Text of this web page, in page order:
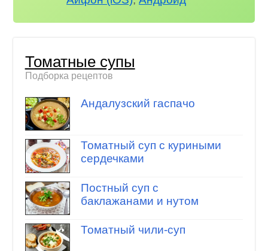
Томатные супы
Подборка рецептов
Андалузский гаспачо
Томатный суп с куриными
сердечками
Постный суп с
баклажанами и нутом
Томатный чили-суп